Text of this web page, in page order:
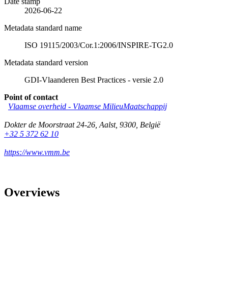
2026-06-22
Metadata standard name
ISO 19115/2003/Cor.1:2006/INSPIRE-TG2.0
Metadata standard version
GDI-Vlaanderen Best Practices - versie 2.0
Point of contact
Vlaamse overheid - Vlaamse MilieuMaatschappij
Dokter de Moorstraat 24-26 Aalst, 9300 België
+32 5 372 62 10
https://www.vmm.be
Overviews